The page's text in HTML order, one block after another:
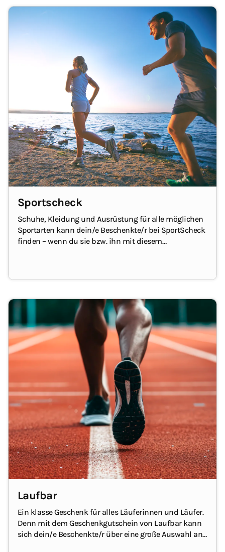
Sportscheck
Schuhe, Kleidung und Ausrüstung für alle möglichen
Sportarten kann dein/e Beschenkte/r bei SportScheck
finden – wenn du sie bzw. ihn mit diesem
Laufbar
Ein klasse Geschenk für alles Läuferinnen und Läufer.
Denn mit dem Geschenkgutschein von Laufbar kann
sich dein/e Beschenkte/r über eine große Auswahl an